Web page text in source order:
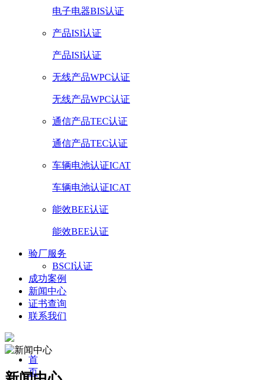
电子电器BIS认证
产品ISI认证
产品ISI认证
无线产品WPC认证
无线产品WPC认证
通信产品TEC认证
通信产品TEC认证
车辆电池认证ICAT
车辆电池认证ICAT
能效BEE认证
能效BEE认证
验厂服务
BSCI认证
成功案例
新闻中心
证书查询
联系我们
首
页